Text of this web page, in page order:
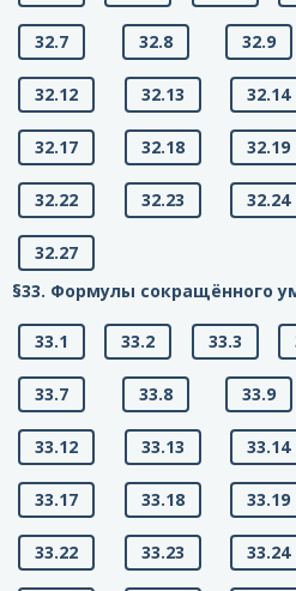
32.7 32.8 32.9
32.12 32.13 32.14
32.17 32.18 32.19
32.22 32.23 32.24
32.27
§33. Формулы сокращённого
33.1 33.2 33.3
33.7 33.8 33.9
33.12 33.13 33.14
33.17 33.18 33.19
33.22 33.23 33.24